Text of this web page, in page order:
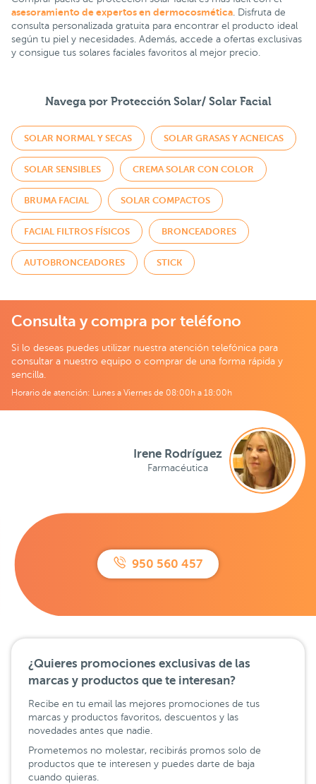
asesoramiento de expertos en dermocosmética. Disfruta de
consulta personalizada gratuita para encontrar el producto ideal
según tu piel y necesidades. Además, accede a ofertas exclusivas
y consigue tus solares faciales favoritos al mejor precio.
Navega por Protección Solar/ Solar Facial
SOLAR NORMAL Y SECAS SOLAR GRASAS Y ACNEICAS
SOLAR SENSIBLES CREMA SOLAR CON COLOR
BRUMA FACIAL SOLAR COMPACTOS
FACIAL FILTROS FÍSICOS BRONCEADORES
AUTOBRONCEADORES STICK
Consulta y compra por teléfono
Si lo deseas puedes utilizar nuestra atención telefónica para
consultar a nuestro equipo o comprar de una forma rápida y
sencilla.
Horario de atención: Lunes a Viernes de 08:00h a 18:00h
950 560 457
Irene Rodríguez
Farmacéutica
¿Quieres promociones exclusivas de las
marcas y productos que te interesan?
Recibe en tu email las mejores promociones de tus
marcas y productos favoritos, descuentos y las
novedades antes que nadie.
Prometemos no molestar, recibirás promos solo de
productos que te interesen y puedes darte de baja
cuando quieras.